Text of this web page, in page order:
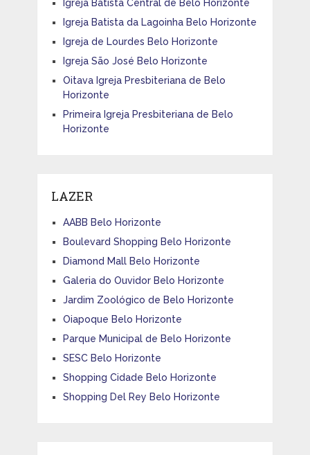
Igreja Batista Central de Belo Horizonte
Igreja Batista da Lagoinha Belo Horizonte
Igreja de Lourdes Belo Horizonte
Igreja São José Belo Horizonte
Oitava Igreja Presbiteriana de Belo
Horizonte
Primeira Igreja Presbiteriana de Belo
Horizonte
LAZER
AABB Belo Horizonte
Boulevard Shopping Belo Horizonte
Diamond Mall Belo Horizonte
Galeria do Ouvidor Belo Horizonte
Jardim Zoológico de Belo Horizonte
Oiapoque Belo Horizonte
Parque Municipal de Belo Horizonte
SESC Belo Horizonte
Shopping Cidade Belo Horizonte
Shopping Del Rey Belo Horizonte